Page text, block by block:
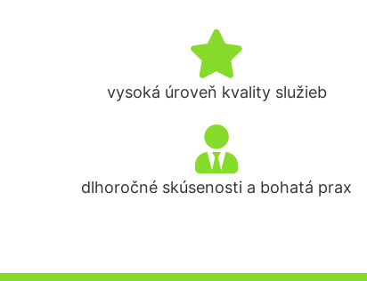
vysoká úroveň kvality služieb
dlhoročné skúsenosti a bohatá prax